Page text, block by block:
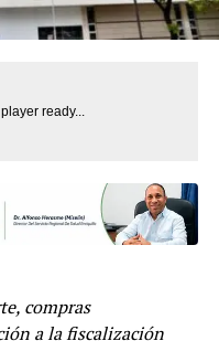
ready...
compras
a la fiscalización